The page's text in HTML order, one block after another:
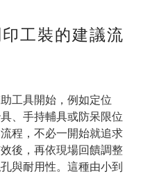
工裝的建議流
工具開始，例如定位
、手持輔具或防呆限位
程，不必一開始就追求
後，再依現場回饋調整
與耐用性。這種由小到